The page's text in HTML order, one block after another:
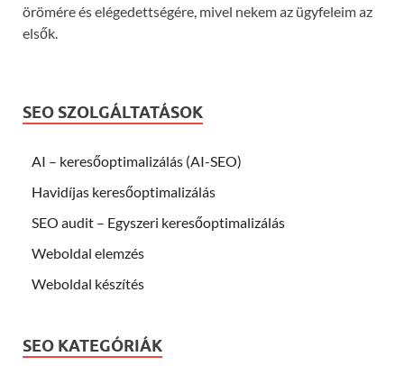
örömére és elégedettségére, mivel nekem az ügyfeleim az
elsők.
SEO SZOLGÁLTATÁSOK
AI – keresőoptimalizálás (AI-SEO)
Havidíjas keresőoptimalizálás
SEO audit – Egyszeri keresőoptimalizálás
Weboldal elemzés
Weboldal készítés
SEO KATEGÓRIÁK